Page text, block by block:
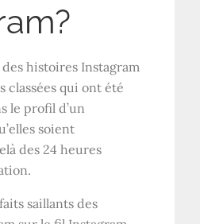
des histoires Instagram
classées qui ont été
le profil d’un
soient
des 24 heures
saillants des